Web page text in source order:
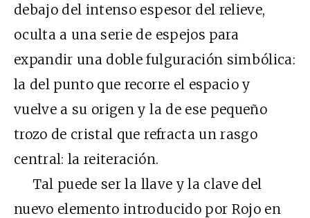
debajo del intenso espesor del relieve,
oculta a una serie de espejos para
expandir una doble fulguración simbólica:
la del punto que recorre el espacio y
vuelve a su origen y la de ese pequeño
trozo de cristal que refracta un rasgo
central: la reiteración.
Tal puede ser la llave y la clave del
nuevo elemento introducido por Rojo en